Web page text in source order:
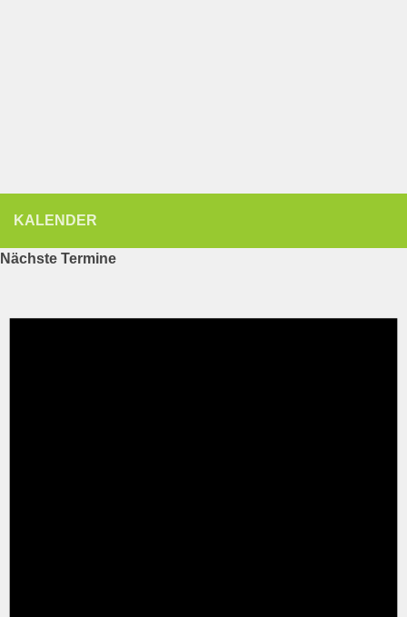
KALENDER
Nächste Termine